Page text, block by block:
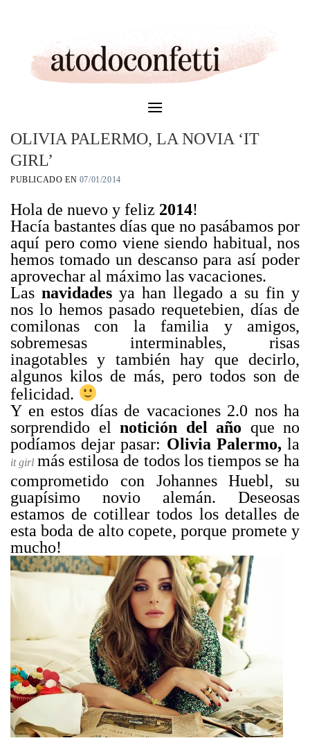
OLIVIA PALERMO, LA NOVIA ‘IT
GIRL’
PUBLICADO EN 07/01/2014
Hola de nuevo y feliz 2014!
Hacía bastantes días que no pasábamos por
aquí pero como viene siendo habitual, nos
hemos tomado un descanso para así poder
aprovechar al máximo las vacaciones.
Las navidades ya han llegado a su fin y
nos lo hemos pasado requetebien, días de
comilonas con la familia y amigos,
sobremesas interminables, risas
inagotables y también hay que decirlo,
algunos kilos de más, pero todos son de
felicidad.
Y en estos días de vacaciones 2.0 nos ha
sorprendido el notición del año que no
podíamos dejar pasar: Olivia Palermo, la
it girl más estilosa de todos los tiempos se ha
comprometido con Johannes Huebl, su
guapísimo novio alemán. Deseosas
estamos de cotillear todos los detalles de
esta boda de alto copete, porque promete y
mucho!